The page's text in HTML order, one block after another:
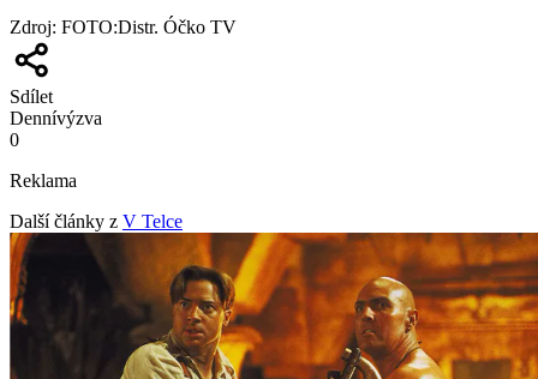
Zdroj: FOTO:Distr. Óčko TV
Sdílet
Dennívýzva
0
Reklama
Další články z V Telce